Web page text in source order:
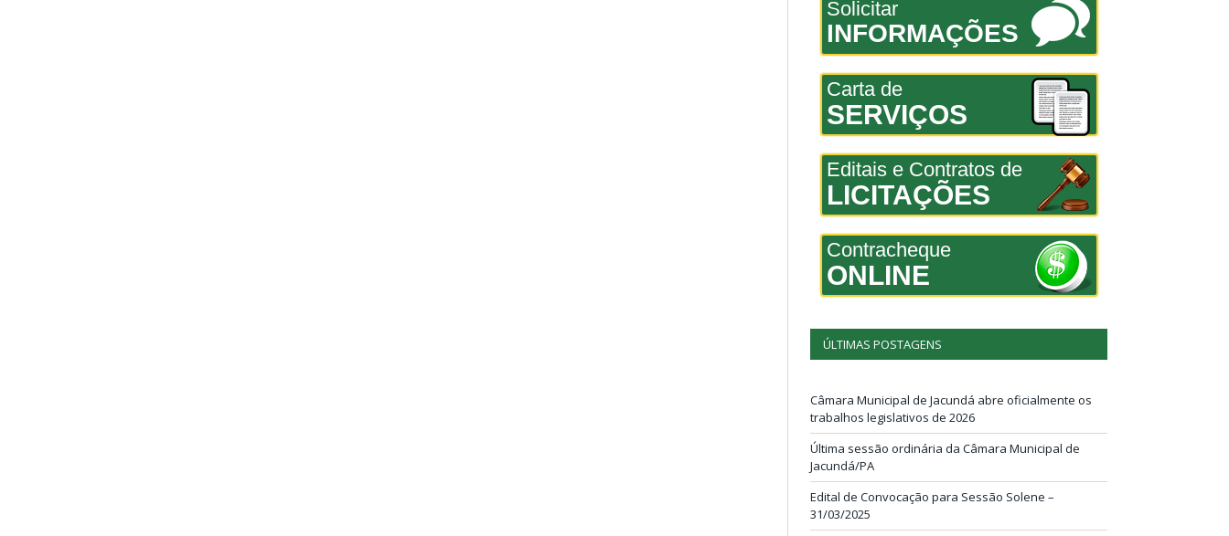
Solicitar
INFORMAÇÕES
Carta de
SERVIÇOS
Editais e Contratos de
LICITAÇÕES
Contracheque
ONLINE
ÚLTIMAS POSTAGENS
Câmara Municipal de Jacundá abre oficialmente os
trabalhos legislativos de 2026
Última sessão ordinária da Câmara Municipal de
Jacundá/PA
Edital de Convocação para Sessão Solene –
31/03/2025